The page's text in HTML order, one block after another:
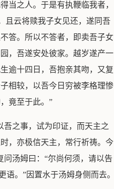
当之人。于是有执鞭临我者，
且云将赎我子女见还，遂同吾
答。所以不答者，即卖吾子女
，吾遂安处彼家。越岁遂产一
逾十四日，吾抱亲其吻，又复
相较，以吾今日穷被李格理惨
竟至于此。”
之事，试为印证，而天主之
，亦极信天主，常行祈祷。今
汤姆曰：“尔尚何须，请以告
。”因置水于汤姆身侧而去。